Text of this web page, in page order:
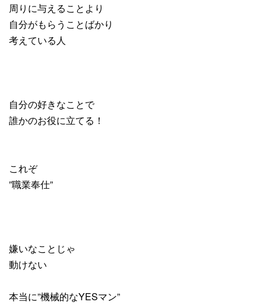
周りに与えることより
自分がもらうことばかり
考えている人
自分の好きなことで
誰かのお役に立てる！
これぞ
”職業奉仕”
嫌いなことじゃ
動けない
本当に”機械的なYESマン”